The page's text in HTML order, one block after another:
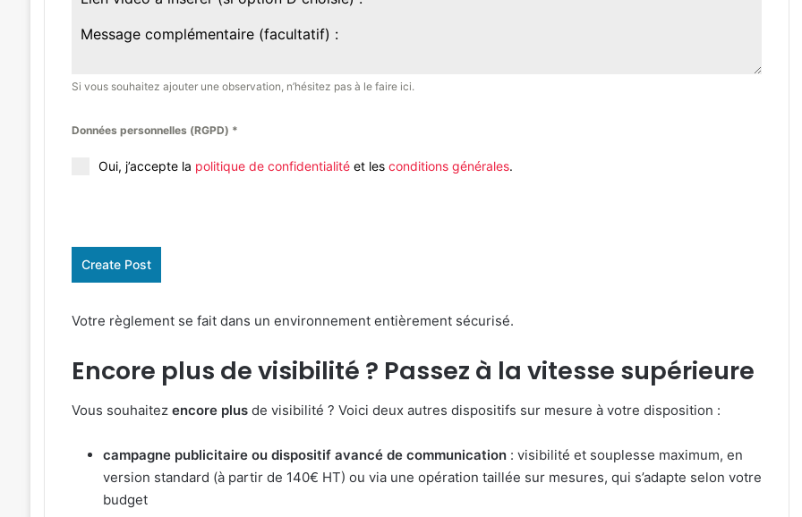
Si vous souhaitez ajouter une observation, n’hésitez pas à le faire ici.
Données personnelles (RGPD) *
Oui, j’accepte la politique de confidentialitéet les conditions générales.
Create Post
Votre règlement se fait dans un environnement entièrement sécurisé.
Encore plus de visibilité ? Passez à la vitesse supérieure
Vous souhaitez encore plusde visibilité ? Voici deux autres dispositifs sur mesure à votre disposition :
campagne publicitaire ou dispositif avancé de communication: visibilité et souplesse maximum, en
version standard (à partir de 140€ HT) ou via une opération taillée sur mesures, qui s’adapte selon votre
budget